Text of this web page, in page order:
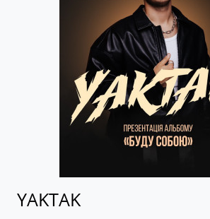
YAKTAK